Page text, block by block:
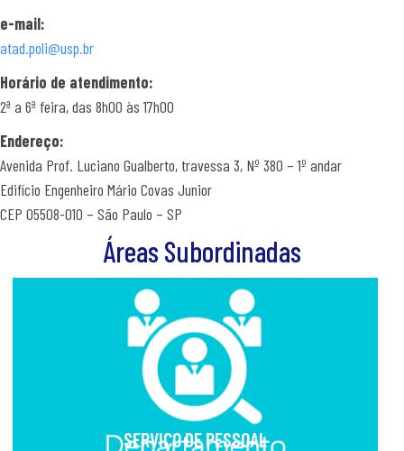
e-mail:
atad.poli@usp.br
Horário de atendimento:
2ª a 6ª feira, das 8h00 às 17h00
Endereço:
Avenida Prof. Luciano Gualberto, travessa 3, Nº 380 – 1º andar
Edifício Engenheiro Mário Covas Junior
CEP 05508-010 – São Paulo – SP
Áreas Subordinadas
SERVIÇO DE PESSOAL